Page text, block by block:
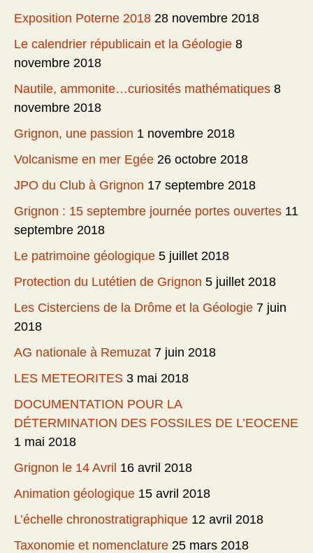
Exposition Poterne 2018 28 novembre 2018
Le calendrier républicain et la Géologie 8
novembre 2018
Nautile, ammonite…curiosités mathématiques 8
novembre 2018
Grignon, une passion 1 novembre 2018
Volcanisme en mer Egée 26 octobre 2018
JPO du Club à Grignon 17 septembre 2018
Grignon : 15 septembre journée portes ouvertes 11
septembre 2018
Le patrimoine géologique 5 juillet 2018
Protection du Lutétien de Grignon 5 juillet 2018
Les Cisterciens de la Drôme et la Géologie 7 juin
2018
AG nationale à Remuzat 7 juin 2018
LES METEORITES 3 mai 2018
DOCUMENTATION POUR LA
DÉTERMINATION DES FOSSILES DE L’EOCENE
1 mai 2018
Grignon le 14 Avril 16 avril 2018
Animation géologique 15 avril 2018
L’échelle chronostratigraphique 12 avril 2018
Taxonomie et nomenclature 25 mars 2018